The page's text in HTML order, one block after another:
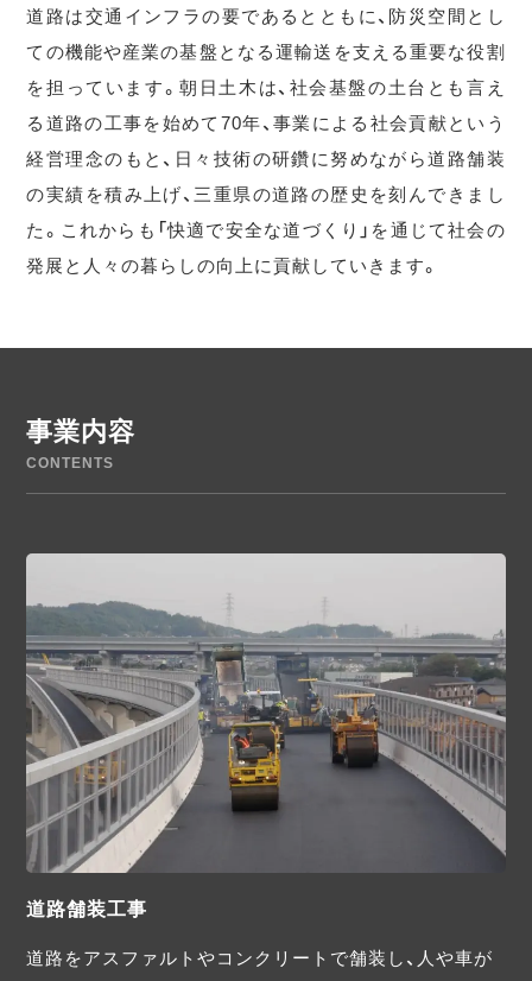
道路は交通インフラの要であるとともに、防災空間とし
ての機能や産業の基盤となる運輸送を支える重要な役割
を担っています。朝日土木は、社会基盤の土台とも言え
る道路の工事を始めて70年、事業による社会貢献という
経営理念のもと、日々技術の研鑽に努めながら道路舗装
の実績を積み上げ、三重県の道路の歴史を刻んできまし
た。これからも「快適で安全な道づくり」を通じて社会の
発展と人々の暮らしの向上に貢献していきます。
事業内容
CONTENTS
道路舗装工事
道路をアスファルトやコンクリートで舗装し、人や車が